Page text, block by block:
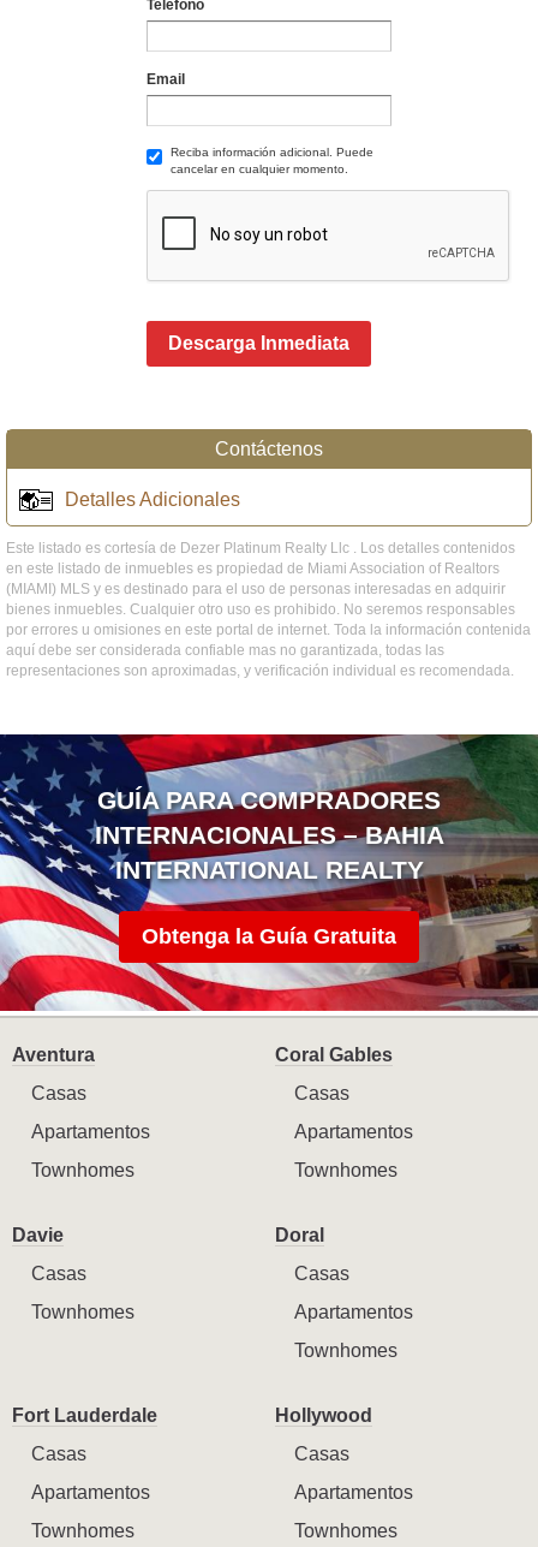
Teléfono
Email
Reciba información adicional. Puede
cancelar en cualquier momento.
Descarga Inmediata
Contáctenos
Detalles Adicionales
Este listado es cortesía de Dezer Platinum Realty Llc . Los detalles contenidos
en este listado de inmuebles es propiedad de Miami Association of Realtors
(MIAMI) MLS y es destinado para el uso de personas interesadas en adquirir
bienes inmuebles. Cualquier otro uso es prohibido. No seremos responsables
por errores u omisiones en este portal de internet. Toda la información contenida
aquí debe ser considerada confiable mas no garantizada, todas las
representaciones son aproximadas, y verificación individual es recomendada.
GUÍA PARA COMPRADORES
INTERNACIONALES – BAHIA
INTERNATIONAL REALTY
Obtenga la Guía Gratuita
Aventura
Casas
Apartamentos
Townhomes
Coral Gables
Casas
Apartamentos
Townhomes
Davie
Casas
Townhomes
Doral
Casas
Apartamentos
Townhomes
Fort Lauderdale
Casas
Apartamentos
Townhomes
Hollywood
Casas
Apartamentos
Townhomes